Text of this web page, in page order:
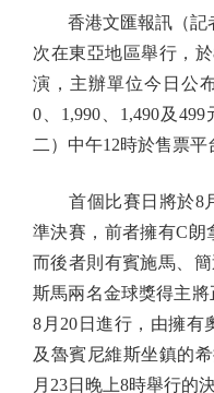
香港文匯報訊（記
次在東亞地區舉行，
演，主辦單位今日公
0、1,990、1,490及
二）中午12時於售票平
首個比賽日將於8月
準決賽，前者擁有C朗
而後者則有賓施馬、
斯馬兩名金球獎得主
8月20日進行，由擁有
及魯賓尼維斯坐鎮的
月23日晚上8時舉行的決